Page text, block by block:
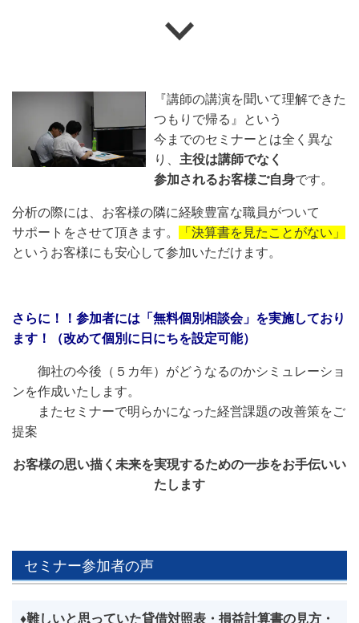
『講師の講演を聞いて理解できた
つもりで帰る』という
今までのセミナーとは全く異な
り、 主役は講師でなく
参加されるお客様ご自身です。
分析の際には、お客様の隣に経験豊富な職員がついて
サポートをさせて頂きます。
「決算書を見たことがない」
というお客様にも安心して参加いただけます。
さらに！！参加者には「無料個別相談会」を実施しており
ます！（改めて個別に日にちを設定可能）
御社の今後（５カ年）がどうなるのかシミュレーショ
ンを作成いたします。
またセミナーで明らかになった経営課題の改善策をご
提案
お客様の思い描く未来を実現するための一歩をお手伝いい
たします
セミナー参加者の声
♦難しいと思っていた貸借対照表・損益計算書の見方・